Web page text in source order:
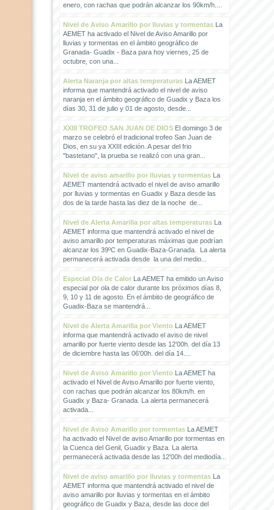
enero, con rachas que podrán alcanzar los 90km/h....
Nivel de Aviso Amarillo por lluvias y tormentasLa
AEMET ha activado el Nivel de Aviso Amarillo por
lluvias y tormentas en el ámbito geográfico de
Granada- Guadix - Baza para hoy viernes, 25 de
octubre, con una...
Alerta Naranja por altas temperaturasLa AEMET
informa que mantendrá activado el nivel de aviso
naranja en el ámbito geográfico de Guadix y Baza los
días 30, 31 de julio y 01 de agosto, desde...
XXIII TROFEO SAN JUAN DE DIOSEl domingo 3 de
marzo se celebró el tradicional trofeo San Juan de
Dios, en su ya XXIII edición. A pesar del frio
"bastetano", la prueba se realizó con una gran...
Nivel de aviso amarillo por lluvias y tormentasLa
AEMET mantendrá activado el nivel de aviso amarillo
por lluvias y tormentas en Guadix y Baza desde las
dos de la tarde hasta las diez de la noche de...
Nivel de Alerta Amarilla por altas temperaturasLa
AEMET informa que mantendrá activado el nivel de
aviso amarillo por temperaturas máximas que podrían
alcanzar los 39ºC en Guadix-Baza-Granada. La alerta
permanecerá activada desde la una del medio...
Especial Ola de CalorLa AEMET ha emitido un Aviso
especial por ola de calor durante los próximos días 8,
9, 10 y 11 de agosto. En el ámbito de geográfico de
Guadix-Baza se mantendrá...
Nivel de Alerta Amarilla por VientoLa AEMET
informa que mantendrá activado el aviso de nivel
amarillo por fuerte viento desde las 12'00h. del día 13
de diciembre hasta las 06'00h. del día 14....
Nivel de Aviso Amarillo por VientoLa AEMET ha
activado el Nivel de Aviso Amarillo por fuerte viento,
con rachas que podrán alcanzar los 80km/h. en
Guadix y Baza- Granada. La alerta permanecerá
activada...
Nivel de Aviso Amarillo por tormentasLa AEMET
ha activado el Nivel de aviso Amarillo por tormentas en
la Cuenca del Genil, Guadix y Baza. La alerta
permanecerá activada desde las 12'00h del mediodía...
Nivel de aviso amarillo por lluvias y tormentasLa
AEMET informa que mantendrá activado el nivel de
aviso amarillo por lluvias y tormentas en el ámbito
geográfico de Guadix y Baza, desde las doce del